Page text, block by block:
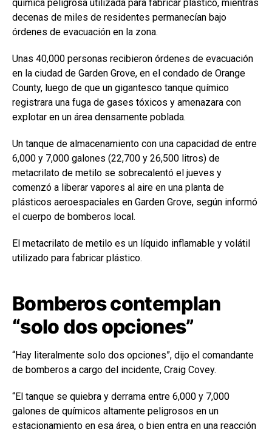
química peligrosa utilizada para fabricar plástico, mientras
decenas de miles de residentes permanecían bajo
órdenes de evacuación en la zona.
Unas 40,000 personas recibieron órdenes de evacuación
en la ciudad de Garden Grove, en el condado de Orange
County, luego de que un gigantesco tanque químico
registrara una fuga de gases tóxicos y amenazara con
explotar en un área densamente poblada.
Un tanque de almacenamiento con una capacidad de entre
6,000 y 7,000 galones (22,700 y 26,500 litros) de
metacrilato de metilo se sobrecalentó el jueves y
comenzó a liberar vapores al aire en una planta de
plásticos aeroespaciales en Garden Grove, según informó
el cuerpo de bomberos local.
El metacrilato de metilo es un líquido inflamable y volátil
utilizado para fabricar plástico.
Bomberos contemplan
“solo dos opciones”
“Hay literalmente solo dos opciones”, dijo el comandante
de bomberos a cargo del incidente, Craig Covey.
“El tanque se quiebra y derrama entre 6,000 y 7,000
galones de químicos altamente peligrosos en un
estacionamiento en esa área, o bien entra en una reacción